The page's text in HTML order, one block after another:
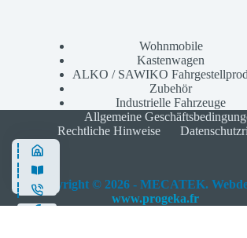
Wohnmobile
Kastenwagen
ALKO / SAWIKO
Zubehör
Industrielle Fahrzeuge
Allgemeine
Rechtliche Hinweise
Copyright © 2026 - MECATEK.
www.progeka.fr